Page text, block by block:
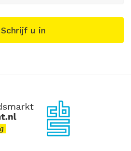
Schrijf u in